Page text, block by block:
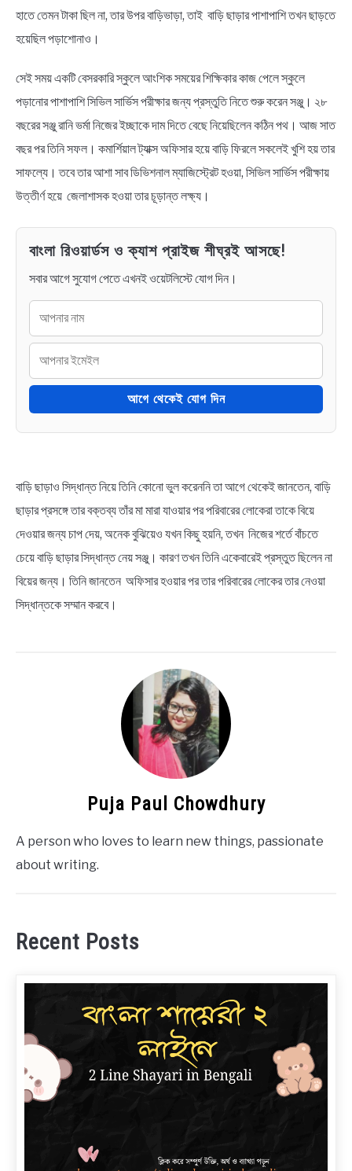
হাতে তেমন টাকা ছিল না, তার উপর বাড়িভাড়া, তাই বাড়ি ছাড়ার পাশাপাশি তখন ছাড়তে
হয়েছিল পড়াশোনাও।
সেই সময় একটি বেসরকারি স্কুলে আংশিক সময়ের শিক্ষিকার কাজ পেলে স্কুলে
পড়ানোর পাশাপাশি সিভিল সার্ভিস পরীক্ষার জন্য প্রস্তুতি নিতে শুরু করেন সঞ্জু। ২৮
বছরের সঞ্জু রানি ভর্মা নিজের ইচ্ছাকে দাম দিতে বেছে নিয়েছিলেন কঠিন পথ। আজ সাত
বছর পর তিনি সফল। কমার্শিয়াল ট্যাক্স অফিসার হয়ে বাড়ি ফিরলে সকলেই খুশি হয় তার
সাফল্যে। তবে তার আশা সাব ডিভিশনাল ম্যাজিস্ট্রেট হওয়া, সিভিল সার্ভিস পরীক্ষায়
উত্তীর্ণ হয়ে জেলাশাসক হওয়া তার চূড়ান্ত লক্ষ্য।
বাংলা রিওয়ার্ডস ও ক্যাশ প্রাইজ শীঘ্রই আসছে!
সবার আগে সুযোগ পেতে এখনই ওয়েটলিস্টে যোগ দিন।
আগে থেকেই যোগ দিন
বাড়ি ছাড়াও সিদ্ধান্ত নিয়ে তিনি কোনো ভুল করেননি তা আগে থেকেই জানতেন, বাড়ি
ছাড়ার প্রসঙ্গে তার বক্তব্য তাঁর মা মারা যাওয়ার পর পরিবারের লোকেরা তাকে বিয়ে
দেওয়ার জন্য চাপ দেয়, অনেক বুঝিয়েও যখন কিছু হয়নি, তখন নিজের শর্তে বাঁচতে
চেয়ে বাড়ি ছাড়ার সিদ্ধান্ত নেয় সঞ্জু। কারণ তখন তিনি একেবারেই প্রস্তুত ছিলেন না
বিয়ের জন্য। তিনি জানতেন অফিসার হওয়ার পর তার পরিবারের লোকের তার নেওয়া
সিদ্ধান্তকে সম্মান করবে।
Puja Paul Chowdhury
A person who loves to learn new things, passionate
about writing.
Recent Posts